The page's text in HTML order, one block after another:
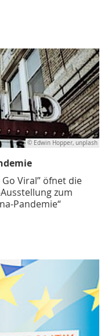
© Edwin Hopper, unplash
Viral” öfnet die
zum
Pandemie“